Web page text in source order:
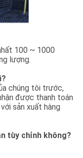
100 ~ 1000
lượng.
chúng tôi trước,
được thanh toán
sản xuất hàng
tùy chỉnh không?